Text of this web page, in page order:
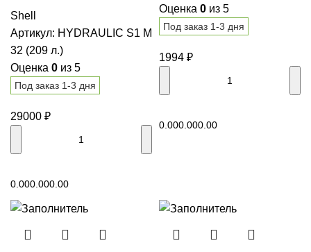
Shell
Артикул: HYDRAULIC S1 M
32 (209 л.)
Оценка 0 из 5
Под заказ 1-3 дня
29000 ₽
0.000.000.00
Оценка 0 из 5
Под заказ 1-3 дня
1994 ₽
0.000.000.00